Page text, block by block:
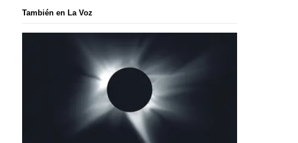
También en La Voz